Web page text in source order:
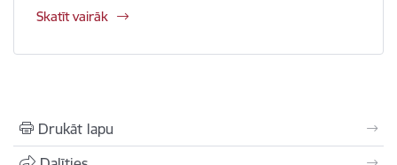
Skatīt vairāk
Drukāt lapu